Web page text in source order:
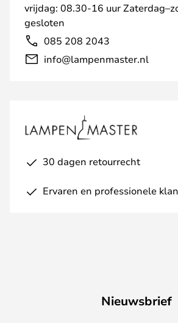
vrijdag: 08.30-16 uur
gesloten
085 208 2043
info@lampenmaster.nl
30 dagen retourrecht
Ervaren en professionele
Nieuwsbrief